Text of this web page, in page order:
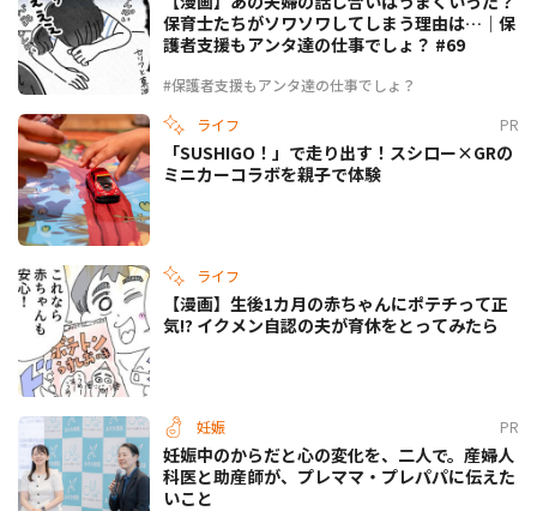
#保護者支援もアンタ達の仕事でしょ？
保育士たちがソワソワしてしまう理由は…｜保
護者支援もアンタ達の仕事でしょ？ #69
ライフ PR
「SUSHIGO！」で走り出す！スシロー×GRの
ミニカーコラボを親子で体験
ライフ
【漫画】生後1カ月の赤ちゃんにポテチって正
気!? イクメン自認の夫が育休をとってみたら
妊娠 PR
妊娠中のからだと心の変化を、二人で。産婦人
科医と助産師が、プレママ・プレパパに伝えた
いこと